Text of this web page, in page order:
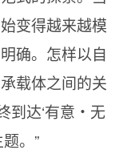
变得越来越模
确。怎样以自
载体之间的关
到达‘有意・无
。”